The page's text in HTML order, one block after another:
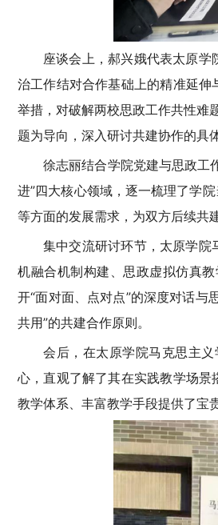
座谈会上，郝兴娥代表太原
治工作结对合作基础上的精准延
举措，对破解两校思政工作共性难
题为导向，深入研讨共建协作的具
徐志丽结合学院党建与思政工
进”四大核心领域，逐一梳理了学
等方面的发展需求，为双方后续共
集中交流研讨环节，太原学
机融合机制构建、思政虚拟仿真
开“面对面、点对点”的深度对话
共用”的共建合作原则。
会后，在太原学院马克思主
心，直观了解了其在实践教学场
教学体系、丰富教学手段提供了宝